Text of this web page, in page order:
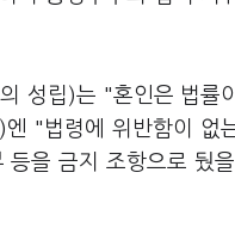
성립)는 "혼인은 법률
"법령에 위반함이 없
등을 금지 조항으로 뒀